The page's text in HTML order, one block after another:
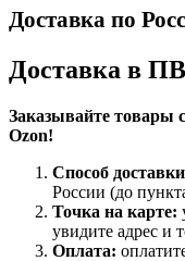
Доставка по
Доставка в
Заказывайте товары
Ozon!
Способ
России (до
Точка на карте:
увидите адрес и
Оплата: